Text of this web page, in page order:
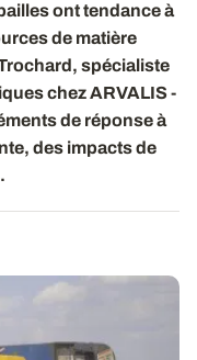
ont tendance à
de matière
spécialiste
chez ARVALIS -
de réponse à
des impacts de